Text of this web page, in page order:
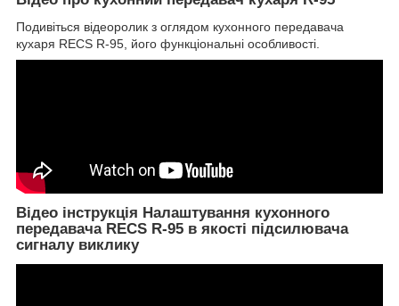
Подивіться відеоролик з оглядом кухонного передавача
кухаря RECS R-95, його функціональні особливості.
Відео інструкція Налаштування кухонного
передавача RECS R-95 в якості підсилювача
сигналу виклику